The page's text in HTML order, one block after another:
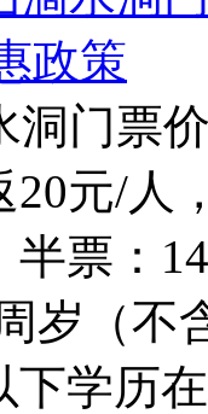
政策
洞门票
20元/人
半票：
岁（不
下学历